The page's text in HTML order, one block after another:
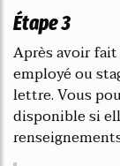
Étape 3
Après avoir
employé ou
lettre. Vous
disponible si